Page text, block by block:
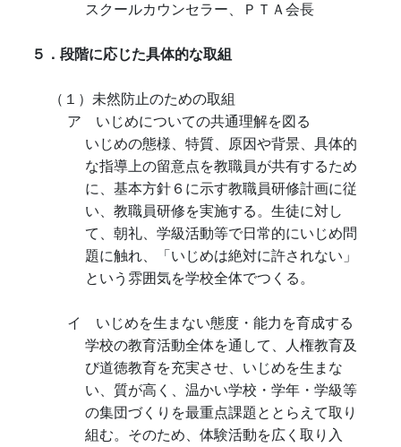
スクールカウンセラー、ＰＴＡ会長
５．段階に応じた具体的な取組
（１）未然防止のための取組
ア いじめについての共通理解を図る
いじめの態様、特質、原因や背景、具体的
な指導上の留意点を教職員が共有するため
に、基本方針６に示す教職員研修計画に従
い、教職員研修を実施する。生徒に対し
て、朝礼、学級活動等で日常的にいじめ問
題に触れ、「いじめは絶対に許されない」
という雰囲気を学校全体でつくる。
イ いじめを生まない態度・能力を育成する
学校の教育活動全体を通して、人権教育及
び道徳教育を充実させ、いじめを生まな
い、質が高く、温かい学校・学年・学級等
の集団づくりを最重点課題ととらえて取り
組む。そのため、体験活動を広く取り入